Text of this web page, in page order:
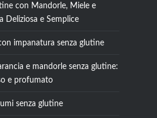
con Mandorle, Miele e
Deliziosa e Semplice
impanatura senza glutine
e mandorle senza glutine:
e profumato
senza glutine